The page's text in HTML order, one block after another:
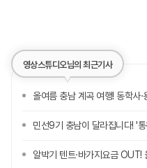
영상스튜디오님의 최근기사
올여름 충남 계곡 여행! 동학사·용현
민선9기 충남이 달라집니다! '통하는
알박기 텐트·바가지요금 OUT! 올여름